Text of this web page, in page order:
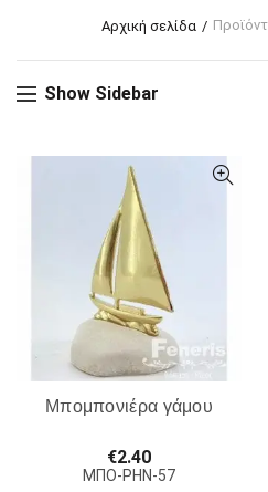
Αρχική σελίδα
Show Sidebar
Μπομπονιέρα γάμου
€2.40
ΜΠΟ-ΡΗΝ-57